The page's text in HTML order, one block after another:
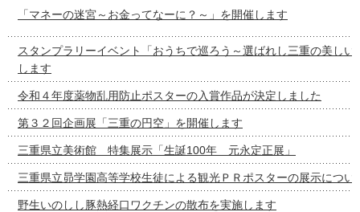
「マネーの迷宮～お金ってなーに？～」を開催します
スタンプラリーイベント「おうちで巡ろう～選ばれし三重の美しい
します
令和４年度薬物乱用防止ポスターの入賞作品が決定しました
第３２回企画展「三重の円空」を開催します
三重県立美術館 特集展示「生誕100年 元永定正展」
三重県立昴学園高等学校生徒による観光ＰＲポスターの展示につい
野生いのしし豚熱経口ワクチンの散布を実施します